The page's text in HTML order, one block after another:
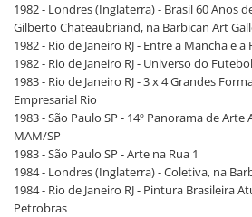
1982 - Londres (Inglaterra) - Brasil 60 Anos
Gilberto Chateaubriand, na Barbican Art
1982 - Rio de Janeiro RJ - Entre a Mancha e
1982 - Rio de Janeiro RJ - Universo do
1983 - Rio de Janeiro RJ - 3 x 4 Grandes
Empresarial Rio
1983 - São Paulo SP - 14º Panorama de Arte
MAM/SP
1983 - São Paulo SP - Arte na Rua 1
1984 - Londres (Inglaterra) - Coletiva, na
1984 - Rio de Janeiro RJ - Pintura Brasileira
Petrobras